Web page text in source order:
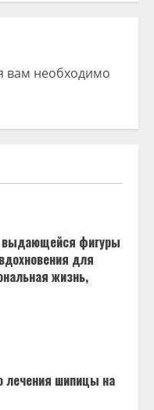
вам необходимо
фигуры
для
жизнь,
лечения шипицы на